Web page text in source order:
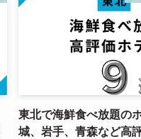
東北で海鮮食べ放題の
城、岩手、青森など高